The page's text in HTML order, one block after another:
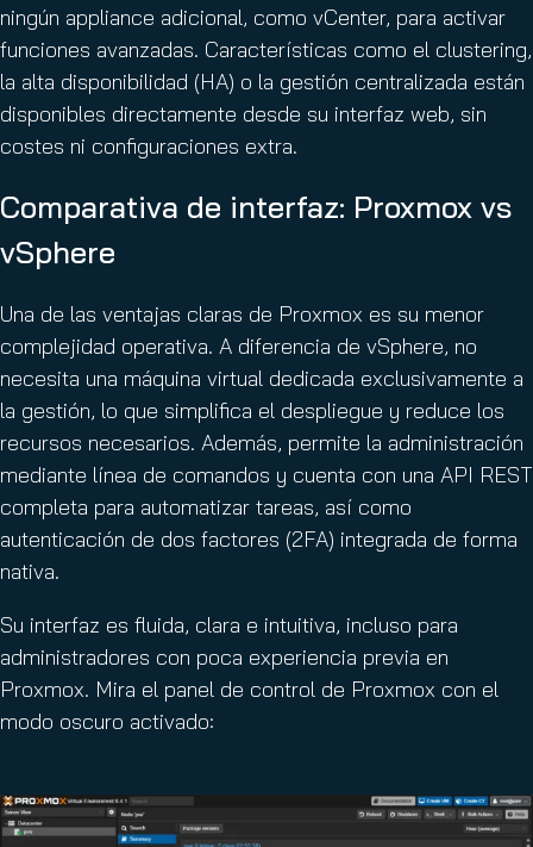
ningún appliance adicional, como vCenter, para activar
funciones avanzadas. Características como el clustering,
la alta disponibilidad (HA) o la gestión centralizada están
disponibles directamente desde su interfaz web, sin
costes ni configuraciones extra.
Comparativa de interfaz: Proxmox vs
vSphere
Una de las ventajas claras de Proxmox es su menor
complejidad operativa. A diferencia de vSphere, no
necesita una máquina virtual dedicada exclusivamente a
la gestión, lo que simplifica el despliegue y reduce los
recursos necesarios. Además, permite la administración
mediante línea de comandos y cuenta con una API REST
completa para automatizar tareas, así como
autenticación de dos factores (2FA) integrada de forma
nativa.
Su interfaz es fluida, clara e intuitiva, incluso para
administradores con poca experiencia previa en
Proxmox. Mira el panel de control de Proxmox con el
modo oscuro activado: